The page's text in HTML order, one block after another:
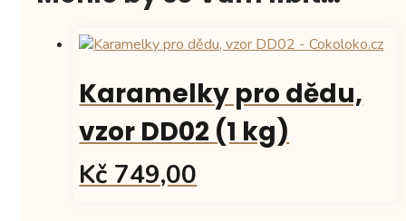
Karamelky pro dědu,
vzor DD02 (1 kg)
Kč 749,00